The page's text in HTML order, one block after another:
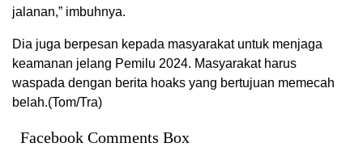
jalanan,” imbuhnya.
Dia juga berpesan kepada masyarakat untuk menjaga
keamanan jelang Pemilu 2024. Masyarakat harus
waspada dengan berita hoaks yang bertujuan memecah
belah.(Tom/Tra)
Facebook Comments Box